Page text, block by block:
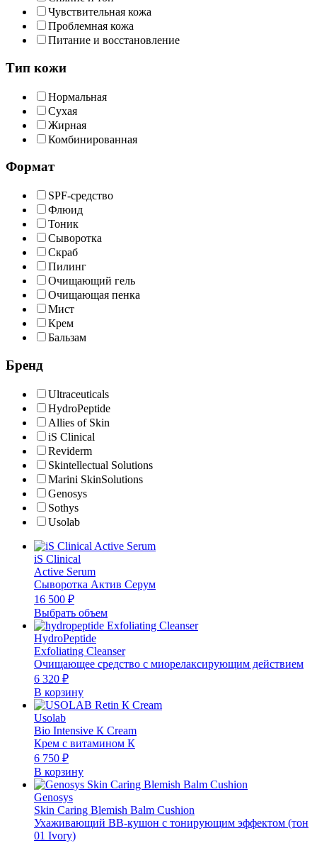
Чувствительная кожа
Проблемная кожа
Питание и восстановление
Тип кожи
Нормальная
Сухая
Жирная
Комбинированная
Формат
SPF-средство
Флюид
Тоник
Сыворотка
Скраб
Пилинг
Очищающий гель
Очищающая пенка
Мист
Крем
Бальзам
Бренд
Ultraceuticals
HydroPeptide
Allies of Skin
iS Clinical
Reviderm
Skintellectual Solutions
Marini SkinSolutions
Genosys
Sothys
Usolab
iS Clinical
Active Serum
Сыворотка Актив Серум
16 500 ₽
Выбрать объем
HydroPeptide
Exfoliating Cleanser
Очищающее средство с миорелаксирующим действием
6 320 ₽
В корзину
Usolab
Bio Intensive К Cream
Крем с витамином К
6 750 ₽
В корзину
Genosys
Skin Caring Blemish Balm Cushion
Ухаживающий BB-кушон с тонирующим эффектом (тон
01 Ivory)